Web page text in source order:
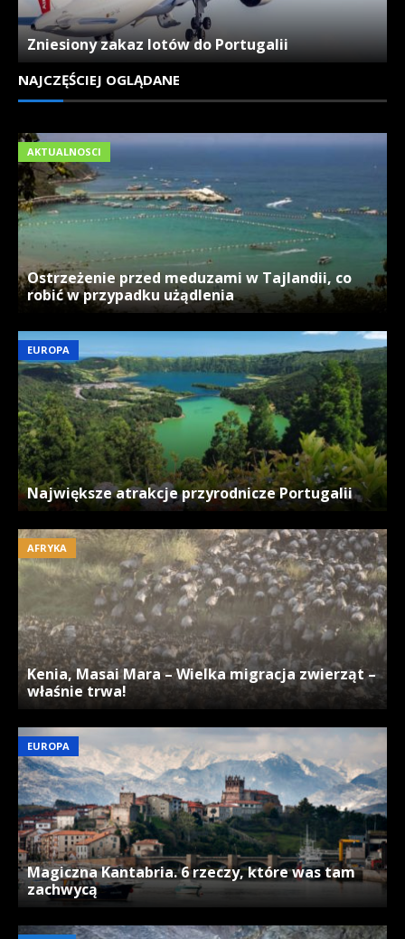
Zniesiony zakaz lotów do Portugalii
NAJCZĘŚCIEJ OGLĄDANE
AKTUALNOSCI
Ostrzeżenie przed meduzami w Tajlandii, co
robić w przypadku użądlenia
EUROPA
Największe atrakcje przyrodnicze Portugalii
AFRYKA
Kenia, Masai Mara – Wielka migracja zwierząt –
właśnie trwa!
EUROPA
Magiczna Kantabria. 6 rzeczy, które was tam
zachwycą